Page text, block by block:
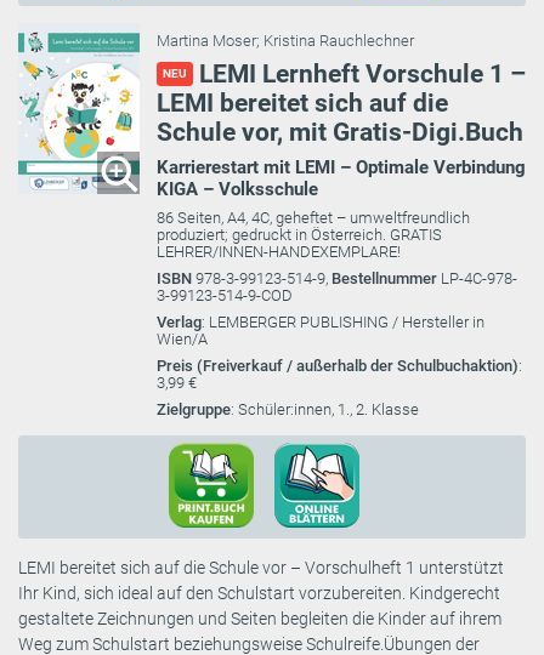
Martina Moser; Kristina Rauchlechner
NEU
LEMI Lernheft Vorschule 1 –
LEMI bereitet sich auf die
Schule vor, mit Gratis-Digi.Buch
Karrierestart mit LEMI – Optimale Verbindung
KIGA – Volksschule
86 Seiten, A4, 4C, geheftet – umweltfreundlich
produziert; gedruckt in Österreich. GRATIS
LEHRER/INNEN-HANDEXEMPLARE!
ISBN 978-3-99123-514-9, Bestellnummer LP-4C-978-
3-99123-514-9-COD
Verlag: LEMBERGER PUBLISHING / Hersteller in
Wien/A
Preis (Freiverkauf / außerhalb der Schulbuchaktion):
3,99 €
Zielgruppe: Schüler:innen, 1., 2. Klasse
LEMI bereitet sich auf die Schule vor – Vorschulheft 1 unterstützt
Ihr Kind, sich ideal auf den Schulstart vorzubereiten. Kindgerecht
gestaltete Zeichnungen und Seiten begleiten die Kinder auf ihrem
Weg zum Schulstart beziehungsweise Schulreife.Übungen der